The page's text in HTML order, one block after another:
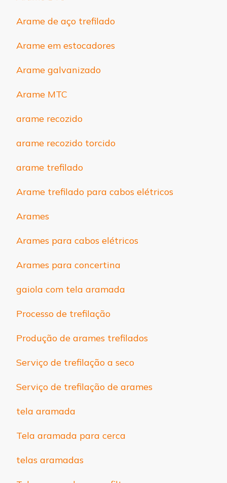
Arame de aço trefilado
Arame em estocadores
Arame galvanizado
Arame MTC
arame recozido
arame recozido torcido
arame trefilado
Arame trefilado para cabos elétricos
Arames
Arames para cabos elétricos
Arames para concertina
gaiola com tela aramada
Processo de trefilação
Produção de arames trefilados
Serviço de trefilação a seco
Serviço de trefilação de arames
tela aramada
Tela aramada para cerca
telas aramadas